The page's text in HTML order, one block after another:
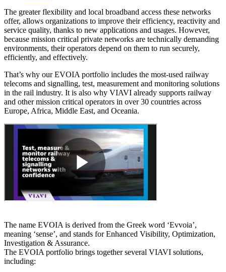
The greater flexibility and local broadband access these networks
offer, allows organizations to improve their efficiency, reactivity and
service quality, thanks to new applications and usages. However,
because mission critical private networks are technically demanding
environments, their operators depend on them to run securely,
efficiently, and effectively.
That’s why our EVOIA portfolio includes the most-used railway
telecoms and signalling, test, measurement and monitoring solutions
in the rail industry. It is also why VIAVI already supports railway
and other mission critical operators in over 30 countries across
Europe, Africa, Middle East, and Oceania.
The name EVOIA is derived from the Greek word ‘Evvoia’,
meaning ‘sense’, and stands for Enhanced Visibility, Optimization,
Investigation & Assurance.
The EVOIA portfolio brings together several VIAVI solutions,
including: